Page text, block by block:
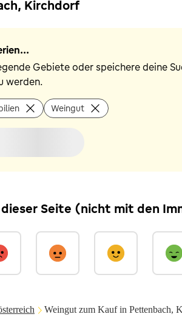
Kirchdorf
Gebiete oder speichere deine
werden.
Weingut
Seite (nicht mit den
Weingut zum Kauf in Pettenbach,